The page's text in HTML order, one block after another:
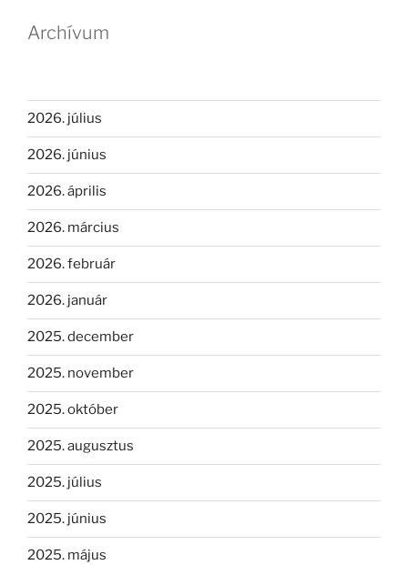
Archívum
2026. július
2026. június
2026. április
2026. március
2026. február
2026. január
2025. december
2025. november
2025. október
2025. augusztus
2025. július
2025. június
2025. május